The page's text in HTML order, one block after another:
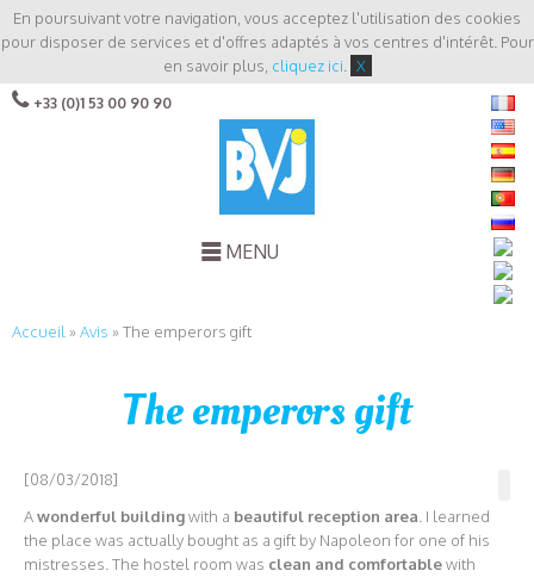
En poursuivant votre navigation, vous acceptez l'utilisation des cookies
pour disposer de services et d'offres adaptés à vos centres d'intérêt. Pour
en savoir plus, cliquez ici X
+33 (0)1 53 00 90 90
MENU
Accueil »Avis »The emperors gift
The emperors gift
[08/03/2018]
Awonderful buildingwith a beautiful reception area. I learned
the place was actually bought as a gift by Napoleon for one of his
mistresses. The hostel room was clean and comfortablewith